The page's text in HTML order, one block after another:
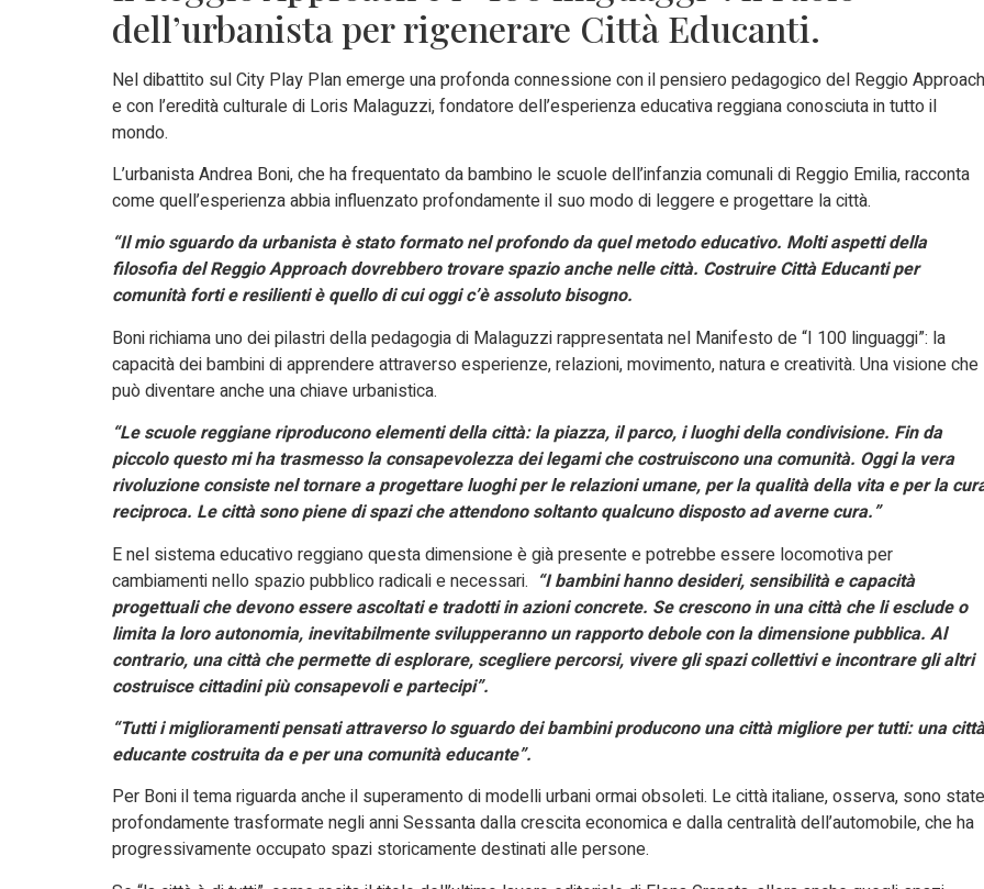
dell’urbanista per rigenerare Città Educanti.
Nel dibattito sul City Play Plan emerge una profonda connessione con il pensiero pedagogico del Reggio Approach
e con l’eredità culturale di Loris Malaguzzi, fondatore dell’esperienza educativa reggiana conosciuta in tutto il
mondo.
L’urbanista Andrea Boni, che ha frequentato da bambino le scuole dell’infanzia comunali di Reggio Emilia, racconta
come quell’esperienza abbia influenzato profondamente il suo modo di leggere e progettare la città.
“Il mio sguardo da urbanista è stato formato nel profondo da quel metodo educativo. Molti aspetti della
filosofia del Reggio Approach dovrebbero trovare spazio anche nelle città. Costruire Città Educanti per
comunità forti e resilienti è quello di cui oggi c’è assoluto bisogno.
Boni richiama uno dei pilastri della pedagogia di Malaguzzi rappresentata nel Manifesto de “I 100 linguaggi”: la
capacità dei bambini di apprendere attraverso esperienze, relazioni, movimento, natura e creatività. Una visione che
può diventare anche una chiave urbanistica.
“Le scuole reggiane riproducono elementi della città: la piazza, il parco, i luoghi della condivisione. Fin da
piccolo questo mi ha trasmesso la consapevolezza dei legami che costruiscono una comunità. Oggi la vera
rivoluzione consiste nel tornare a progettare luoghi per le relazioni umane, per la qualità della vita e per la
reciproca. Le città sono piene di spazi che attendono soltanto qualcuno disposto ad averne cura.”
E nel sistema educativo reggiano questa dimensione è già presente e potrebbe essere locomotiva per
cambiamenti nello spazio pubblico radicali e necessari. “I bambini hanno desideri, sensibilità e capacità
progettuali che devono essere ascoltati e tradotti in azioni concrete. Se crescono in una città che li esclude o
limita la loro autonomia, inevitabilmente svilupperanno un rapporto debole con la dimensione pubblica. Al
contrario, una città che permette di esplorare, scegliere percorsi, vivere gli spazi collettivi e incontrare gli altri
costruisce cittadini più consapevoli e partecipi”.
“Tutti i miglioramenti pensati attraverso lo sguardo dei bambini producono una città migliore per tutti: una città
educante costruita da e per una comunità educante”.
Per Boni il tema riguarda anche il superamento di modelli urbani ormai obsoleti. Le città italiane, osserva, sono state
profondamente trasformate negli anni Sessanta dalla crescita economica e dalla centralità dell’automobile, che ha
progressivamente occupato spazi storicamente destinati alle persone.